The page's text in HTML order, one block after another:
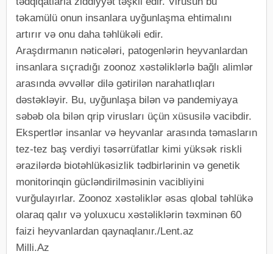
təkamülü onun insanlara uyğunlaşma ehtimalını
artırır və onu daha təhlükəli edir.
Araşdırmanın nəticələri, patogenlərin heyvanlardan
insanlara sıçradığı zoonoz xəstəliklərlə bağlı alimlər
arasında əvvəllər dilə gətirilən narahatlıqları
dəstəkləyir. Bu, uyğunlaşa bilən və pandemiyaya
səbəb ola bilən qrip virusları üçün xüsusilə vacibdir.
Ekspertlər insanlar və heyvanlar arasında təmasların
tez-tez baş verdiyi təsərrüfatlar kimi yüksək riskli
ərazilərdə biotəhlükəsizlik tədbirlərinin və genetik
monitorinqin gücləndirilməsinin vacibliyini
vurğulayırlar. Zoonoz xəstəliklər əsas qlobal təhlükə
olaraq qalır və yoluxucu xəstəliklərin təxminən 60
faizi heyvanlardan qaynaqlanır./Lent.az
Milli.Az